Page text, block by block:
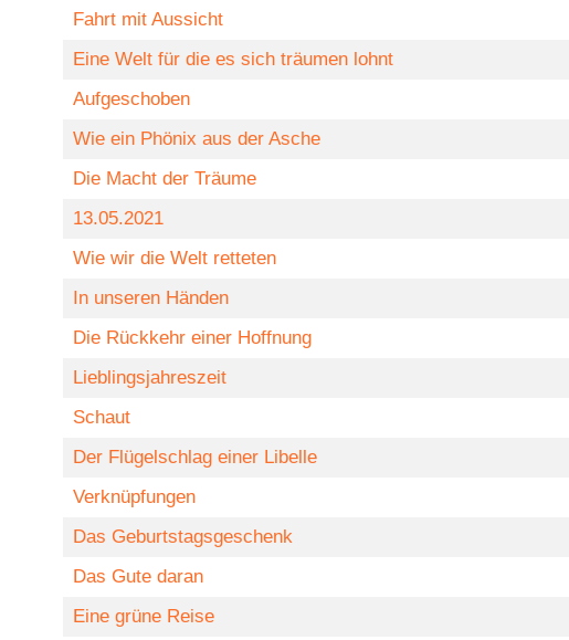
Fahrt mit Aussicht
Eine Welt für die es sich träumen lohnt
Aufgeschoben
Wie ein Phönix aus der Asche
Die Macht der Träume
13.05.2021
Wie wir die Welt retteten
In unseren Händen
Die Rückkehr einer Hoffnung
Lieblingsjahreszeit
Schaut
Der Flügelschlag einer Libelle
Verknüpfungen
Das Geburtstagsgeschenk
Das Gute daran
Eine grüne Reise